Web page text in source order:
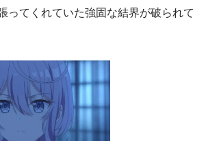
ってくれていた強固な結界が破られて